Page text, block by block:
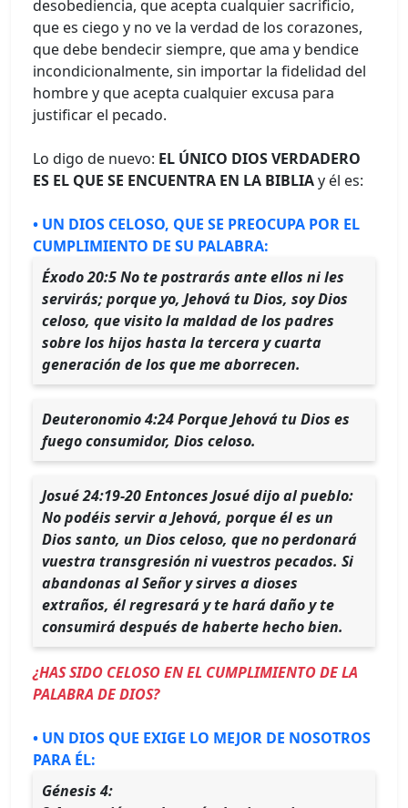
desobediencia, que acepta cualquier sacrificio,
que es ciego y no ve la verdad de los corazones,
que debe bendecir siempre, que ama y bendice
incondicionalmente, sin importar la fidelidad del
hombre y que acepta cualquier excusa para
justificar el pecado.
Lo digo de nuevo: EL ÚNICO DIOS VERDADERO
ES EL QUE SE ENCUENTRA EN LA BIBLIAy él es:
• UN DIOS CELOSO, QUE SE PREOCUPA POR EL
CUMPLIMIENTO DE SU PALABRA:
Éxodo 20:5 No te postrarás ante ellos ni les
servirás; porque yo, Jehová tu Dios, soy Dios
celoso, que visito la maldad de los padres
sobre los hijos hasta la tercera y cuarta
generación de los que me aborrecen.
Deuteronomio 4:24 Porque Jehová tu Dios es
fuego consumidor, Dios celoso.
Josué 24:19-20 Entonces Josué dijo al pueblo:
No podéis servir a Jehová, porque él es un
Dios santo, un Dios celoso, que no perdonará
vuestra transgresión ni vuestros pecados. Si
abandonas al Señor y sirves a dioses
extraños, él regresará y te hará daño y te
consumirá después de haberte hecho bien.
¿HAS SIDO CELOSO EN EL CUMPLIMIENTO DE LA
PALABRA DE DIOS?
• UN DIOS QUE EXIGE LO MEJOR DE NOSOTROS
PARA ÉL:
Génesis 4: